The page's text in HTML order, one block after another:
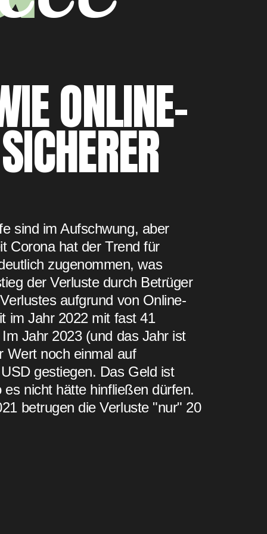
ONLINE-
sind im Aufschwung, aber
Corona hat der Trend für
zugenommen, was
der Verluste durch Betrüger
aufgrund von Online-
im Jahr 2022 mit fast 41
Jahr 2023 (und das Jahr ist
Wert noch einmal auf
gestiegen. Das Geld ist
nicht hätte hinfließen dürfen.
betrugen die Verluste "nur" 20